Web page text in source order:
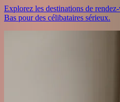
Explorez les destinations de
Bas pour des célibataires sérieux.